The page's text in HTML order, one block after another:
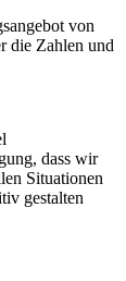
von
die Zahlen und
dass wir
Situationen
gestalten